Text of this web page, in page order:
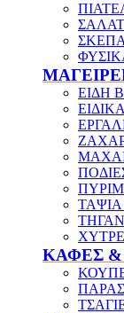
ΕΙΔΗ
ΤΑΨΙΑ
ΚΑΦΕΣ &